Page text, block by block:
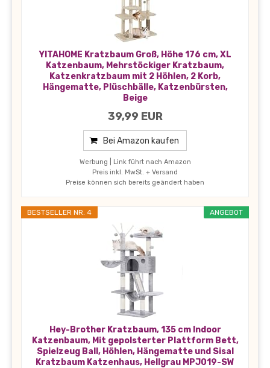
YITAHOME Kratzbaum Groß, Höhe 176 cm, XL
Katzenbaum, Mehrstöckiger Kratzbaum,
Katzenkratzbaum mit 2 Höhlen, 2 Korb,
Hängematte, Plüschbälle, Katzenbürsten,
Beige
39,99 EUR
Bei Amazon kaufen
Werbung | Link führt nach Amazon
Preis inkl. MwSt. + Versand
Preise können sich bereits geändert haben
ANGEBOT
BESTSELLER NR. 4
Hey-Brother Kratzbaum, 135 cm Indoor
Katzenbaum, Mit gepolsterter Plattform Bett,
Spielzeug Ball, Höhlen, Hängematte und Sisal
Kratzbaum Katzenhaus, Hellgrau MPJ019-SW